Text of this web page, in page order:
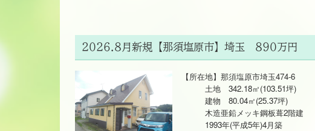
2026.8月新規【那須塩原市】埼玉 890万円
【所在地】那須塩原市埼玉474-6
土地 342.18㎡(103.51坪)
建物 80.04㎡(25.37坪)
木造亜鉛メッキ鋼板葺2階建
1993年(平成5年)4月築